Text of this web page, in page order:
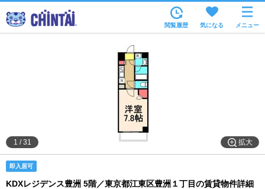
住所から
家賃相場から
通勤通学時間から
物件特集から
閲覧履歴 気になる メニュー
拡大
1 /31
即入居可
KDXレジデンス豊洲 5階／東京都江東区豊洲１丁目の賃貸物件詳細